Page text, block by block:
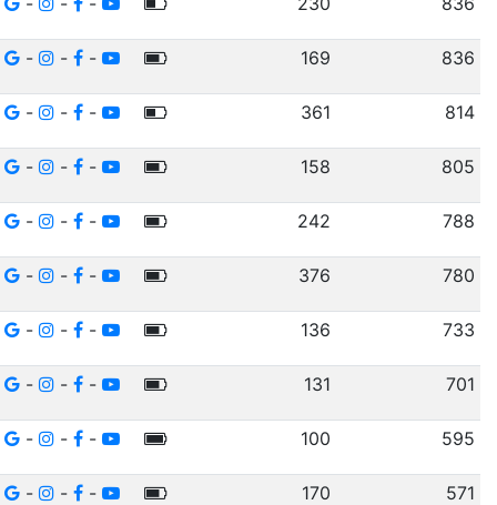
- - - 169 836
- - - 361 814
- - - 158 805
- - - 242 788
- - - 376 780
- - - 136 733
- - - 131 701
- - - 100 595
- - - 170 571